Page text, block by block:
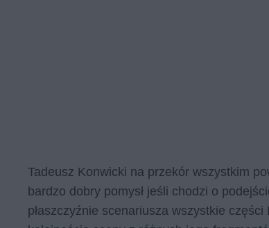
Tadeusz Konwicki na przekór wszystkim
bardzo dobry pomysł jeśli chodzi o
płaszczyźnie scenariusza wszystkie